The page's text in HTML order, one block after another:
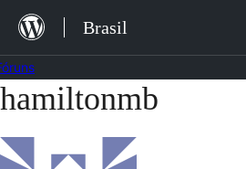
para
o
conteúdo
Brasil
Pular
o
hamiltonmb